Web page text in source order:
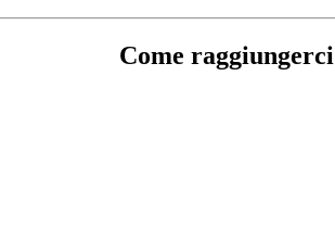
Come raggiungerci